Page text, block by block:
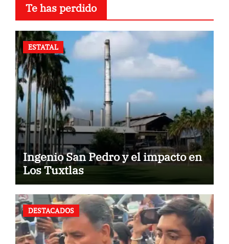
Te has perdido
ESTATAL
Ingenio San Pedro y el impacto en
Los Tuxtlas
DESTACADOS